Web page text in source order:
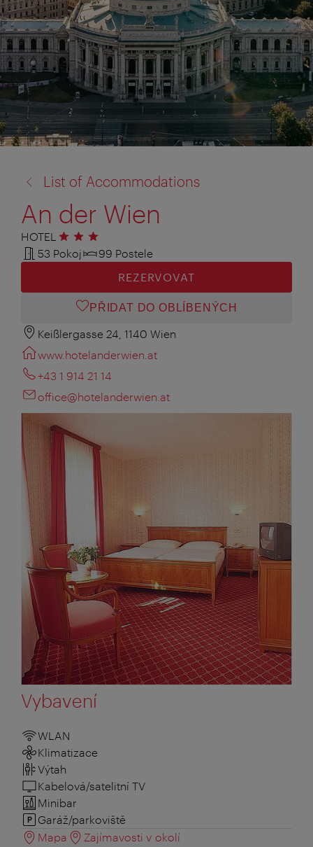
na:
List of Accommodations
An der Wien
HOTEL 3 hvězdičky
53 Pokoj
99 Postele
REZERVOVAT
PŘIDAT DO OBLÍBENÝCH
Keißlergasse 24, 1140 Wien
www.hotelanderwien.at
+43 1 914 21 14
office@hotelanderwien.at
Vybavení
WLAN
Klimatizace
Výtah
Kabelová/satelitní TV
Minibar
Garáž/parkoviště
Mapa
Zajímavosti v okolí